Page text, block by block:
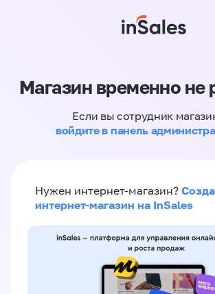
Магазин временно не
Если вы сотрудник
войдите в панель
Нужен интернет-магазин?
интернет-магазин на InSales